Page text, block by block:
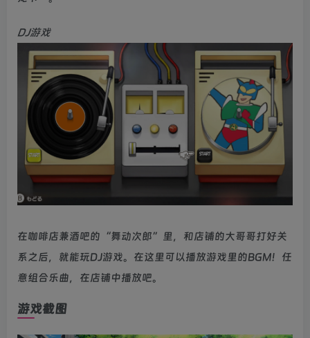
DJ游戏
在咖啡店兼酒吧的“舞动次郎”里，和店铺的大哥哥打好关
系之后，就能玩DJ游戏。在这里可以播放游戏里的BGM！任
意组合乐曲，在店铺中播放吧。
游戏截图